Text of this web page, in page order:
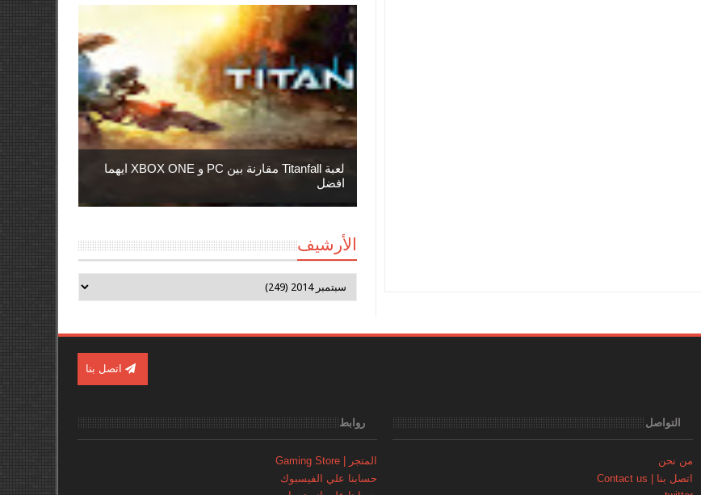
لعبة Titanfall مقارنة بين PC و XBOX ONE ايهما
افضل
الأرشيف
اتصل بنا
التواصل
من نحن
اتصل بنا | Contact us
روابط
المتجر | Gaming Store
حسابنا علي الفيسبوك